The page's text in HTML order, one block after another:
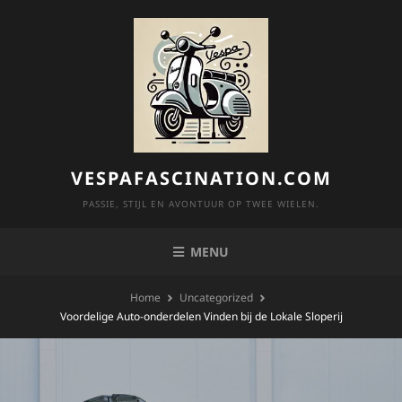
VESPAFASCINATION.COM
PASSIE, STIJL EN AVONTUUR OP TWEE WIELEN.
MENU
Home
Uncategorized
Voordelige Auto-onderdelen Vinden bij de Lokale Sloperij